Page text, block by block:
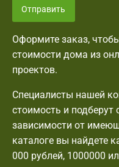
Отправить
Оформите заказ,
стоимости дома из
проектов.
Специалисты нашей
стоимость и
зависимости от
каталоге вы найдете
000 рублей, 1000000